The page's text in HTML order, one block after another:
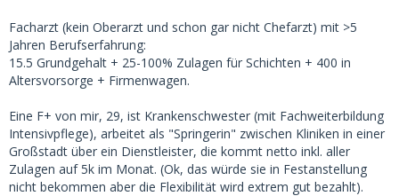
Okay, fairerweise muss man sagen, dass ich mich als
schlanke 18-jährige Europäerin angemeldet habe (nach
meinen 'Eigenschaften'), was 'meinen' Marktwert erhöht.
Aber das zeigt, wie verzweifelt manche Männer sind.
Es macht keinen Sinn, auf der finanziellen Seite zu
konkurrieren. Du solltest überhaupt keine SB wollen, die
dich nur deshalb will, weil du ihr am meisten bietest -- das
ist im Grunde dasselbe wie (normale) Prostitution. Für eine
gute Erfahrung ist das Wichtigste, dass sie dich irgendwie
Facharzt (kein Oberarzt und schon gar nicht Chefarzt) mit >5
Jahren Berufserfahrung:
15.5 Grundgehalt + 25-100% Zulagen für Schichten + 400 in
Altersvorsorge + Firmenwagen.
Eine F+ von mir, 29, ist Krankenschwester (mit Fachweiterbildung
Intensivpflege), arbeitet als "Springerin" zwischen Kliniken in einer
Großstadt über ein Dienstleister, die kommt netto inkl. aller
Zulagen auf 5k im Monat. (Ok, das würde sie in Festanstellung
nicht bekommen aber die Flexibilität wird extrem gut bezahlt).